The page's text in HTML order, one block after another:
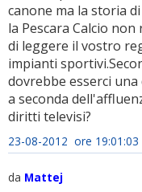
canone ma la storia
la Pescara Calcio
di leggere il vostro
impianti
dovrebbe esserci
a seconda
diritti televisi?
23-08-2012 ore 19:01:03
da Mattej